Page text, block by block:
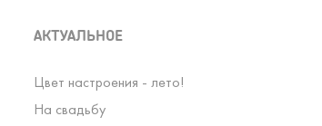
АКТУАЛЬНОЕ
Цвет настроения - лето!
На свадьбу